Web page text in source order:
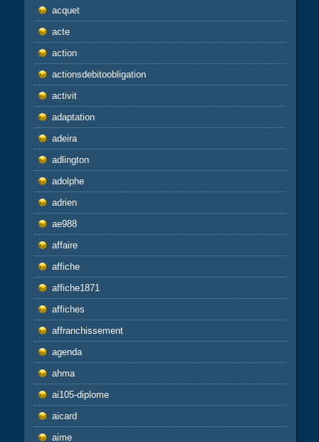
acquet
acte
action
actionsdebitoobligation
activit
adaptation
adeira
adlington
adolphe
adrien
ae988
affaire
affiche
affiche1871
affiches
affranchissement
agenda
ahma
ai105-diplome
aicard
aime